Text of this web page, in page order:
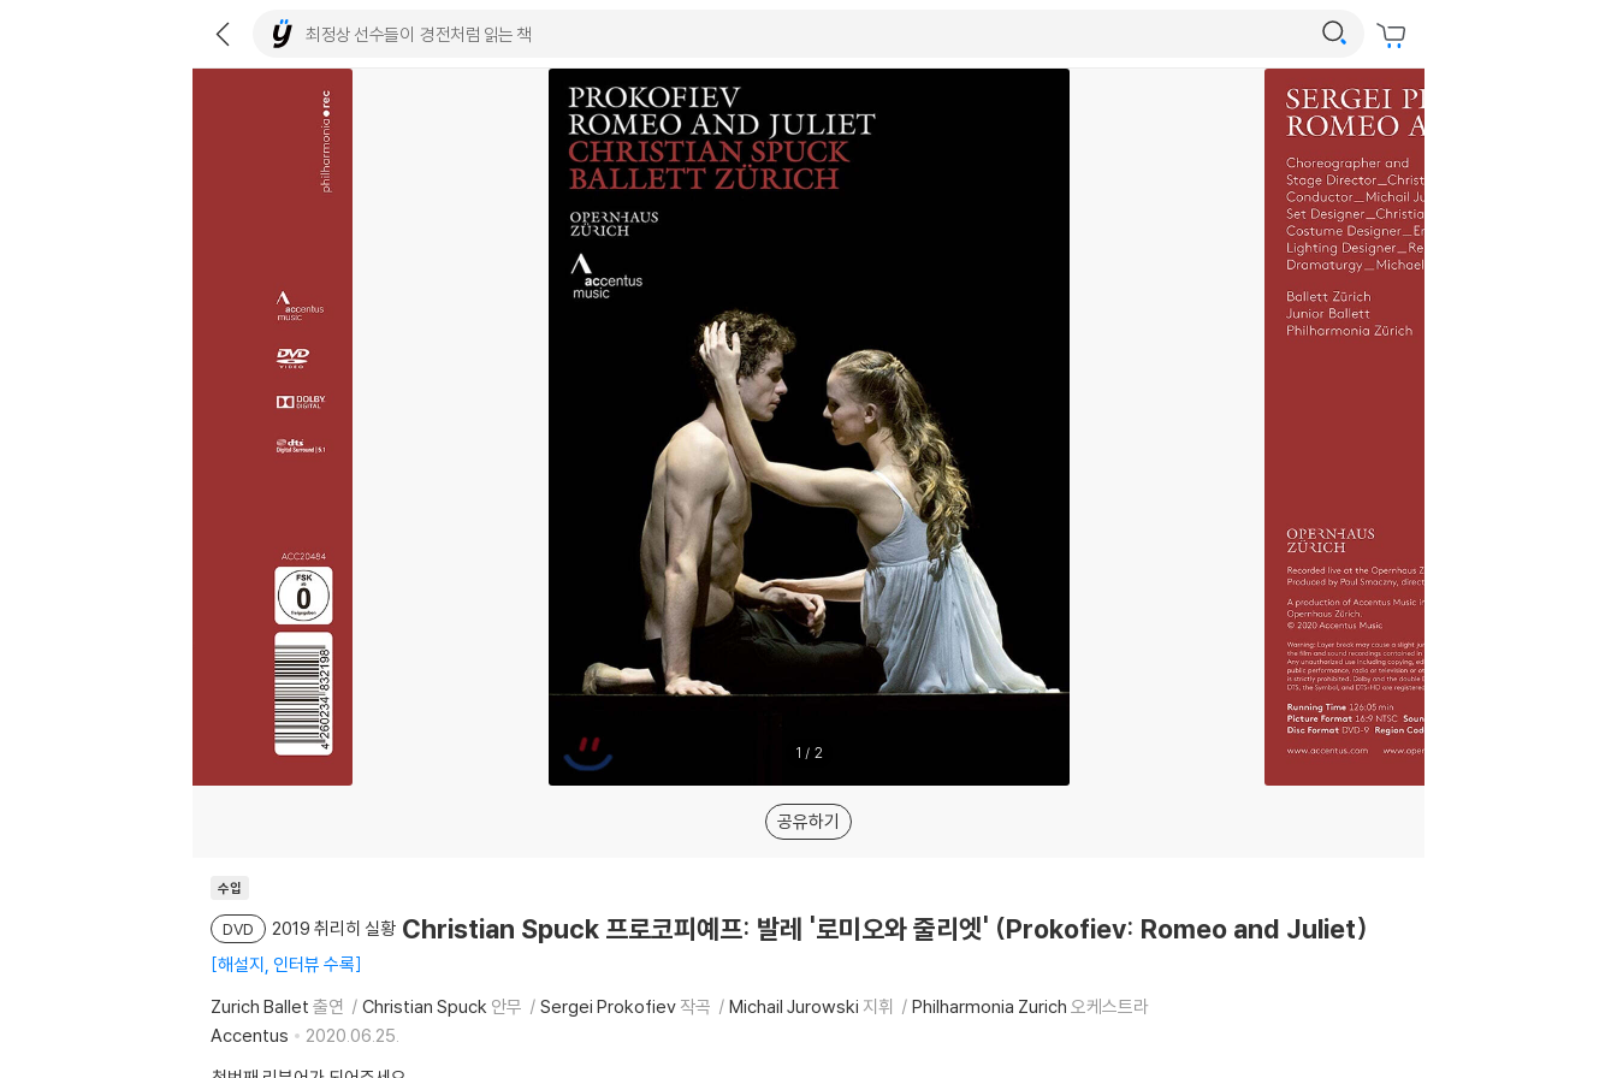
1 / 2
공유하기
수입
DVD 2019 취리히 실황 Christian Spuck 프로코피예프: 발레 '로미오와 줄리엣' (Prokofiev: Romeo and Juliet)
해설지, 인터뷰 수록
Zurich Ballet 출연 Christian Spuck 안무 Sergei Prokofiev 작곡 Michail Jurowski 지휘 Philharmonia Zurich 오케스트라
Accentus
2020.06.25.